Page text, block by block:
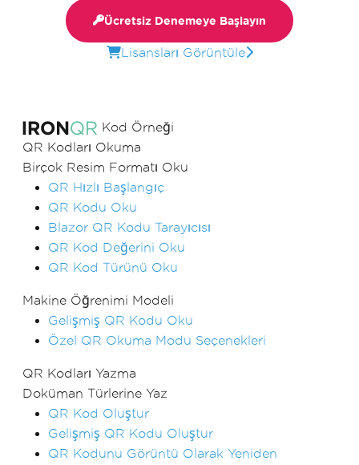
Kod Örneği
QR Kodları Okuma
Birçok Resim Formatı Oku
QR Hızlı Başlangıç
QR Kodu Oku
Blazor QR Kodu Tarayıcısı
QR Kod Değerini Oku
QR Kod Türünü Oku
Makine Öğrenimi Modeli
Gelişmiş QR Kodu Oku
Özel QR Okuma Modu Seçenekleri
QR Kodları Yazma
Doküman Türlerine Yaz
QR Kod Oluştur
Gelişmiş QR Kodu Oluştur
QR Kodunu Görüntü Olarak Yeniden
Ücretsiz Denemeye Başlayın
Lisansları Görüntüle